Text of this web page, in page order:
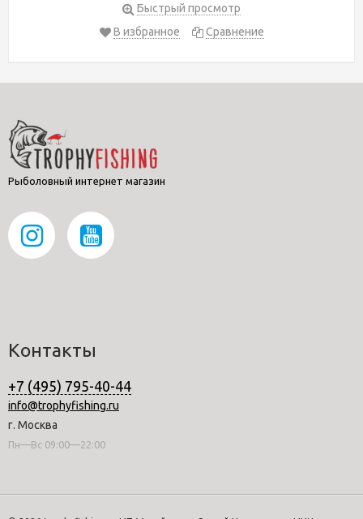
Быстрый просмотр
В избранное
Сравнение
Рыболовный интернет магазин
Контакты
+7 (495) 795-40-44
info@trophyfishing.ru
г. Москва
Пн—Вс 09:00—22:00